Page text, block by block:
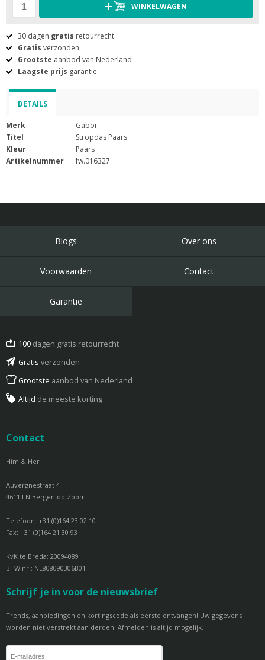
WINKELWAGEN
30 dagen gratis retourrecht
Gratis verzonden
Grootste aanbod van Nederland
Laagste prijs garantie
DETAILS
Merk
Gabor
Titel
Stropdas Paars
Kleur
Paars
Artikelnummer
fw.016327
Blogs Over ons
Voorwaarden Contact
Garantie
100 dagen gratis retourrecht
Gratis verzonden
Grootste aanbod van Nederland
Altijd de meeste korting
Contact
Him & Her
Auvergnestraat 4
4611 LN Bergen op Zoom
Telefoon: +31 (0)164 23 02 10
Fax: +31 (0)164 21 30 93
KvK te Breda: 20094089
BTW nr.: NL808090306B01
Schrijf je in voor de nieuwsbrief
Trends, aanbiedingen en kortingscode als eerste ontvangen! Uw gegevens
worden niet verstrekt aan derden. Afmelden is altijd mogelijk.